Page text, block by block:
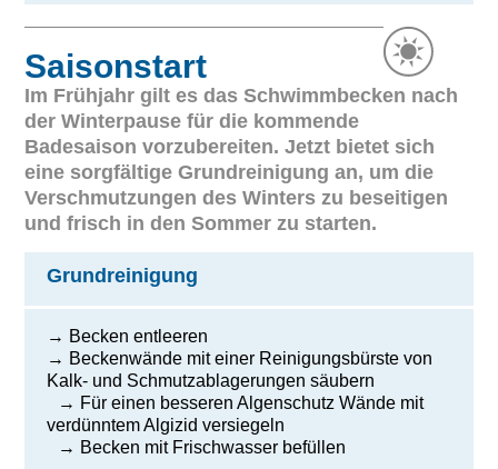
Saisonstart
Im Frühjahr gilt es das Schwimmbecken nach
der Winterpause für die kommende
Badesaison vorzubereiten. Jetzt bietet sich
eine sorgfältige Grundreinigung an, um die
Verschmutzungen des Winters zu beseitigen
und frisch in den Sommer zu starten.
Grundreinigung
→ Becken entleeren
→ Beckenwände mit einer Reinigungsbürste von
Kalk- und Schmutzablagerungen säubern
→ Für einen besseren Algenschutz Wände mit
verdünntem Algizid versiegeln
→ Becken mit Frischwasser befüllen